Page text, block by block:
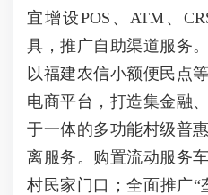
宜增设POS、ATM、
具，推广自助渠道服务
以福建农信小额便民点
电商平台，打造集金融
于一体的多功能村级普
离服务。购置流动服务
村民家门口；全面推广“